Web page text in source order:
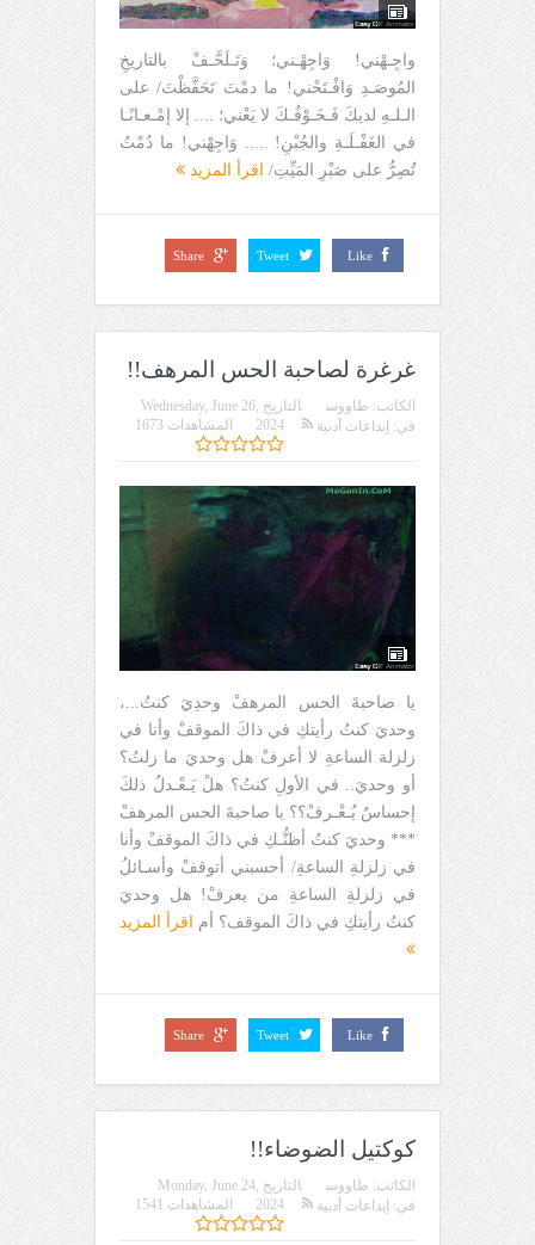
واجِـهْني! وَاجِهْـني؛ وَتَـلَحَّـفْ بالتاريخِ
المُوصَـدِ وَافْـتَحْني! ما دمْتَ تَحَفَّظْتَ/ على
الـلـهِ لديكَ فَـخَـوْفُـكَ لا يَعْني؛ .... إلا إمْـعـانًـا
في الغَفْـلَـةِ والجُبْنِ! ..... وَاجِهْني! ما دُمْتُ
تُصِرُّ على صَبْرِ المَيِّتِ/ اقرأ المزيد
Like
Tweet
Share
غرغرة لصاحبة الحس المرهف!!
الكاتب: طاووس التاريخ Wednesday, June 26,
2024
في: إبداعات أدبية المشاهدات 1673
يا صاحبةَ الحس المرهفْ وحدِيَ كنتُ...،
وحديَ كنتُ رأيتكِ في ذاكَ الموقفْ وأنا في
زلزلة الساعةِ لا أعرفْ هل وحديَ ما زلتُ؟
أو وحديَ.. في الأولِ كنتُ؟ هلْ يَـعْـدلُ ذلكَ
إحساسٌ يُـعْـرفْ؟؟ يا صاحبةَ الحس المرهفْ
*** وحديَ كنتُ أظنُّـكِ في ذاكَ الموقفْ وأنا
في زلزلةِ الساعةِ/ أحسبني أتوقفْ وأسـائلُ
في زلزلةِ الساعةِ من يعرفْ! هل وحديَ
كنتُ رأيتكِ في ذاكَ الموقف؟ أم
اقرأ المزيد
Like
Tweet
Share
كوكتيل الضوضاء!!
الكاتب: طاووس التاريخ Monday, June 24,
2024
في: إبداعات أدبية المشاهدات 1541